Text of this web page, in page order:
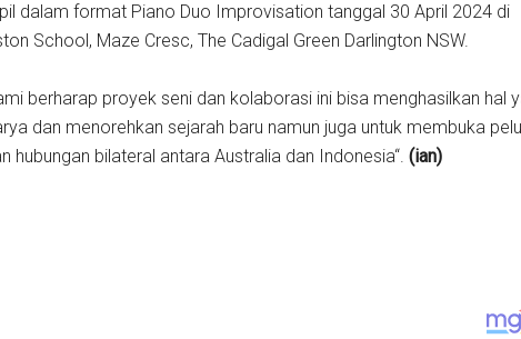
dalam format Piano Duo Improvisation tanggal 30 April 2024 di
School, Maze Cresc, The Cadigal Green Darlington NSW.
berharap proyek seni dan kolaborasi ini bisa menghasilkan hal
dan menorehkan sejarah baru namun juga untuk membuka
hubungan bilateral antara Australia dan Indonesia“. (ian)